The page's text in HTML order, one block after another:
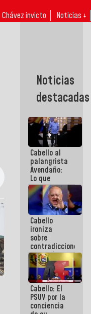
Chávez invicto Noticias ↓
Noticias
destacadas
Cabello al
palangrista
Avendaño:
Lo que
vayas a
escribir
hazlo hoy
por que no
sabemos si
la semana
que viene
hay
programa
Cabello
ironiza
sobre
contradicciones
y mentiras
de María
Machado:
¡Créanle!
Cabello: El
PSUV por la
conciencia